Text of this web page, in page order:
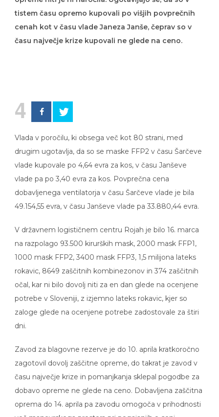
tistem času opremo kupovali po višjih povprečnih
cenah kot v času vlade Janeza Janše, čeprav so v
času največje krize kupovali ne glede na ceno.
4
drugim ugotavlja, da so se maske FFP2 v času Šarčeve
vlade kupovale po 4,64 evra za kos, v času Janševe
vlade pa po 3,40 evra za kos. Povprečna cena
dobavljenega ventilatorja v času Šarčeve vlade je bila
49.154,55 evra, v času Janševe vlade pa 33.880,44 evra.
na razpolago 93.500 kirurških mask, 2000 mask FFP1,
1000 mask FFP2, 3400 mask FFP3, 1,5 milijona lateks
rokavic, 8649 zaščitnih kombinezonov in 374 zaščitnih
potrebe v Sloveniji, z izjemno lateks rokavic, kjer so
zaloge glede na ocenjene potrebe zadostovale za štiri
zagotovil dovolj zaščitne opreme, do takrat je zavod v
času največje krize in pomanjkanja sklepal pogodbe za
dobavo opreme ne glede na ceno. Dobavljena zaščitna
oprema do 14. aprila pa zavodu omogoča v prihodnosti
več manevrskega prostora pri pogajanjih o ceni.